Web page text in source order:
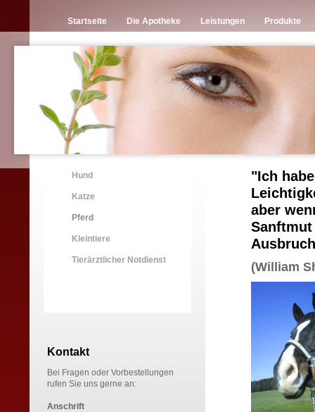
Startseite Die Apotheke Leistungen Produkte
Hund
Katze
Pferd
Kleintiere
Tierärztlicher Notdienst
Kontakt
Bei Fragen oder Vorbestellungen
rufen Sie uns gerne an:
Anschrift
"Ich
aber
(William